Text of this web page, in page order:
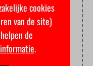
cookies
van de site)
de
.